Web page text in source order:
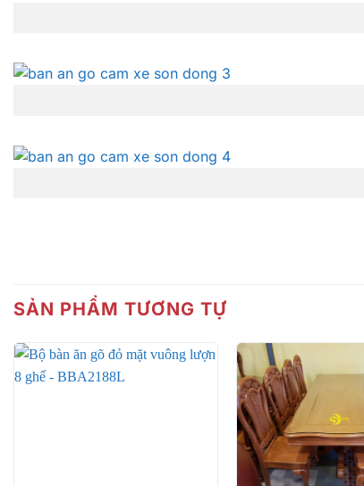
SẢN PHẨM TƯƠNG TỰ
+